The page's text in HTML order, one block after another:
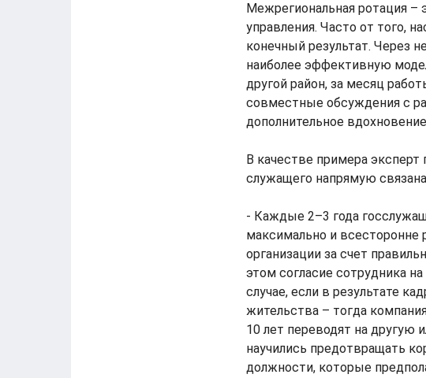
Межрегиональная ротация –
управления. Часто от того,
конечный результат. Через
наиболее эффективную
другой район, за месяц
совместные обсуждения с
дополнительное
В качестве примера эксперт
служащего напрямую
- Каждые 2–3 года
максимально и всесторонне
организации за счет
этом согласие сотрудника
случае, если в результате
жительства – тогда
10 лет переводят на другую
научились предотвращать
должности, которые